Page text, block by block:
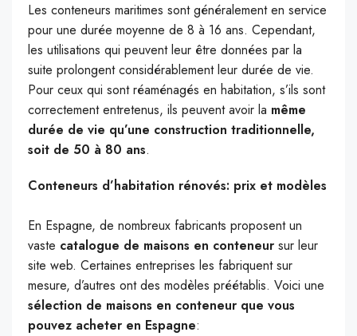
Les conteneurs maritimes sont généralement en service
pour une durée moyenne de 8 à 16 ans. Cependant,
les utilisations qui peuvent leur être données par la
suite prolongent considérablement leur durée de vie.
Pour ceux qui sont réaménagés en habitation, s’ils sont
correctement entretenus, ils peuvent avoir la même
durée de vie qu’une construction traditionnelle,
soit de 50 à 80 ans.
Conteneurs d’habitation rénovés: prix et modèles
En Espagne, de nombreux fabricants proposent un
vaste catalogue de maisons en conteneur sur leur
site web. Certaines entreprises les fabriquent sur
mesure, d’autres ont des modèles préétablis. Voici une
sélection de maisons en conteneur que vous
pouvez acheter en Espagne: